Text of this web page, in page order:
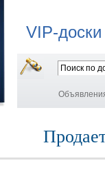
VIP-